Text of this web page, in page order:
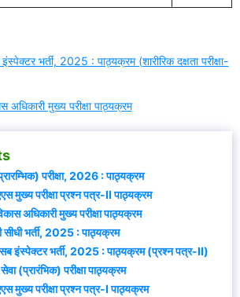
भर्ती, 2025 : पाठ्यक्रम (शारीरिक दक्षता परीक्षा-
अधिकारी मुख्य परीक्षा पाठ्यक्रम
परीक्षा, 2026 : पाठ्यक्रम
मुख्य परीक्षा प्रश्न पत्र-II पाठ्यक्रम
अधिकारी मुख्य परीक्षा पाठ्यक्रम
सीधी भर्ती, 2025 : पाठ्यक्रम
इंस्पेक्टर भर्ती, 2025 : पाठ्यक्रम (प्रश्न पत्र-II)
(प्रारंभिक) परीक्षा पाठ्यक्रम
मुख्य परीक्षा प्रश्न पत्र-I पाठ्यक्रम